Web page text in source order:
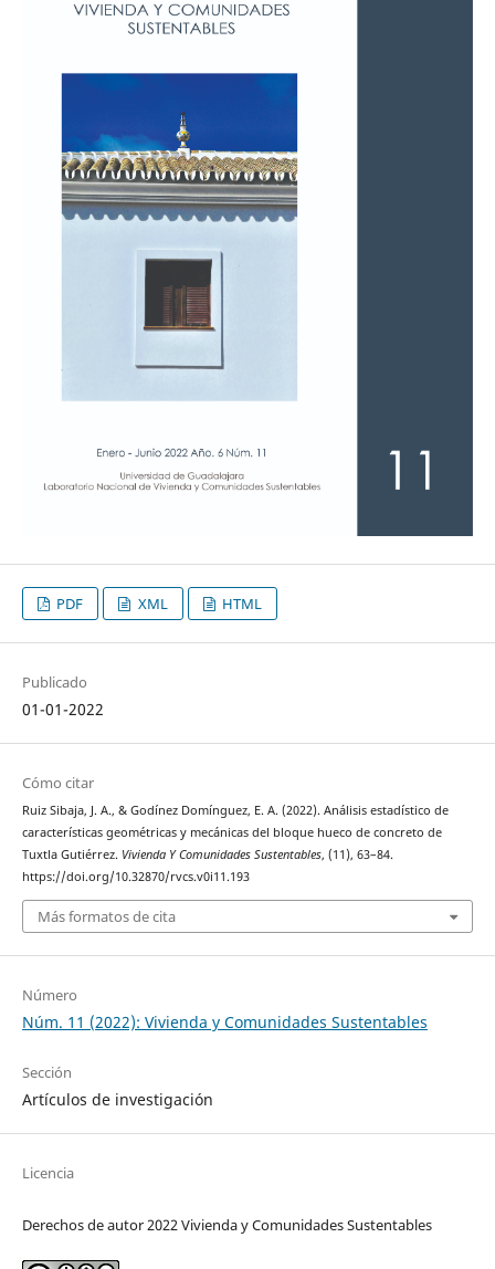
PDF XML HTML
Publicado
01-01-2022
Cómo citar
Ruiz Sibaja, J. A., & Godínez Domínguez, E. A. (2022). Análisis estadístico de
características geométricas y mecánicas del bloque hueco de concreto de
Tuxtla Gutiérrez. Vivienda Y Comunidades Sustentables, (11), 63–84.
https://doi.org/10.32870/rvcs.v0i11.193
Más formatos de cita
Número
Núm. 11 (2022): Vivienda y Comunidades Sustentables
Sección
Artículos de investigación
Licencia
Derechos de autor 2022 Vivienda y Comunidades Sustentables